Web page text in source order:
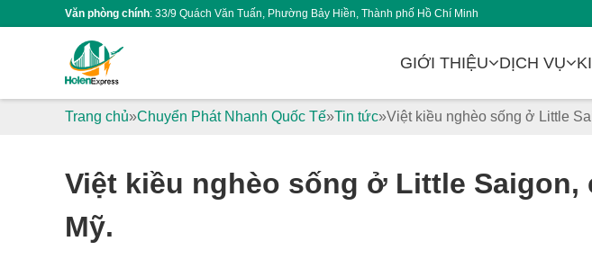
Văn phòng chính: 33/9 Quách Văn Tuấn, Phường Bảy Hiền, Thành phố Hồ Chí Minh
GIỚI THIỆU DỊCH VỤ
Trang chủ Chuyển Phát Nhanh Quốc Tế Tin tức Việt kiều nghèo sống ở Little
Việt kiều nghèo sống ở Little
Mỹ.